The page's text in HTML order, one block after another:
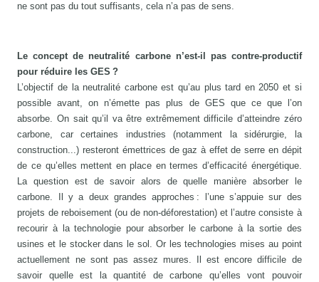
ne sont pas du tout suffisants, cela n’a pas de sens.
Le concept de neutralité carbone n’est-il pas contre-productif
pour réduire les GES ?
L’objectif de la neutralité carbone est qu’au plus tard en 2050 et si
possible avant, on n’émette pas plus de GES que ce que l’on
absorbe. On sait qu’il va être extrêmement difficile d’atteindre zéro
carbone, car certaines industries (notamment la sidérurgie, la
construction...) resteront émettrices de gaz à effet de serre en dépit
de ce qu’elles mettent en place en termes d’efficacité énergétique.
La question est de savoir alors de quelle manière absorber le
carbone. Il y a deux grandes approches : l’une s’appuie sur des
projets de reboisement (ou de non-déforestation) et l’autre consiste à
recourir à la technologie pour absorber le carbone à la sortie des
usines et le stocker dans le sol. Or les technologies mises au point
actuellement ne sont pas assez mures. Il est encore difficile de
savoir quelle est la quantité de carbone qu’elles vont pouvoir